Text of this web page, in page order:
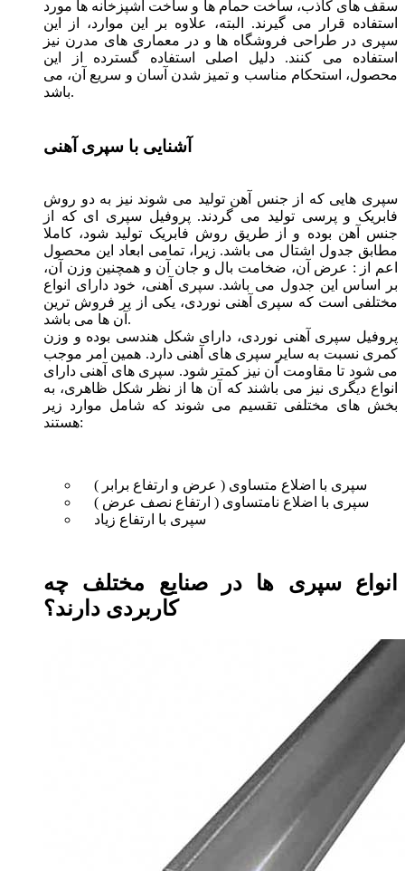
سقف ‌های کاذب، ساخت حمام‌ ها و ساخت آشپزخانه ‌ها مورد
استفاده قرار می گیرند. البته، علاوه بر این موارد، از این
سپری در طراحی فروشگاه ها و در معماری های مدرن نیز
استفاده می کنند. دلیل اصلی استفاده گسترده از این
محصول، استحکام مناسب و تمیز شدن آسان و سریع آن، می
باشد.
آشنایی با سپری آهنی
سپری هایی که از جنس آهن تولید می شوند نیز به دو روش
فابریک و پرسی تولید می گردند. پروفیل سپری ای که از
جنس آهن بوده و از طریق روش فابریک تولید شود، کاملا
مطابق جدول اشتال می باشد. زیرا، تمامی ابعاد این محصول
اعم از : عرض آن، ضخامت بال و جان آن و همچنین وزن آن،
بر اساس این جدول می باشد. سپری آهنی، خود دارای انواع
مختلفی است که سپری آهنی نوردی، یکی از پر فروش ترین
آن ها می باشد.
پروفیل سپری آهنی نوردی، دارای شکل هندسی بوده و وزن
کمری نسبت به سایر سپری های آهنی دارد. همین امر موجب
می شود تا مقاومت آن نیز کمتر شود. سپری های آهنی دارای
انواع دیگری نیز می باشند که آن ها از نظر شکل ظاهری، به
بخش های مختلفی تقسیم می شوند که شامل موارد زیر
هستند:
سپری با اضلاع متساوی ( عرض و ارتفاع برابر )
سپری با اضلاع نامتساوی ( ارتفاع نصف عرض )
سپری با ارتفاع زیاد
انواع سپری ها در صنایع مختلف چه
کاربردی دارند؟